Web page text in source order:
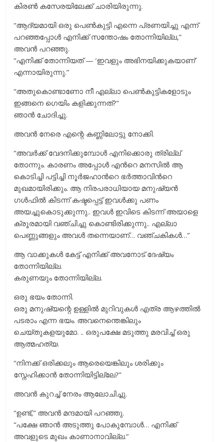
കിരൺ കസേരയിലേക്ക് ചാരിയിരുന്നു.
“ആദ്യമായി ഒരു പെൺകുട്ടി എന്നെ പ്രണയിച്ചു എന്ന്
പറഞ്ഞപ്പോൾ എനിക്ക് സന്തോഷം തോന്നിയില്ല,”
അവൻ പറഞ്ഞു.
“എനിക്ക് തോന്നിയത് — ‘ഇവളും അഭിനയിക്കുകയാണ്’
എന്നായിരുന്നു.”
“അതുകൊണ്ടാണോ നീ എല്ലാ പെണ്‍കുട്ടികളോടും
ഇങ്ങനെ ഗെയിം കളിക്കുന്നത്?”
ഞാന്‍ ചോദിച്ചു.
അവൻ നേരെ എന്റെ കണ്ണിലോട്ടു നോക്കി.
“അവര്‍ക്ക് വേദനിക്കുമ്പോള്‍ എനിക്കൊരു ത്രില്ല്
തോന്നും. കാരണം അപ്പോള്‍ എന്‍റെ മനസില്‍ ആ
കൊടിച്ചി പട്ടിച്ചി നൂര്‍ജഹാന്‍റെ ഭര്‍ത്താവിന്‍റെ
മുഖമായിരിക്കും. ആ നിരപരാധിയായ മനുഷ്യന്‍
ഗള്‍ഫില്‍ കിടന്ന് കഷ്ടപ്പെട്ട് ഇവള്‍ക്കു പണം
അയച്ചുകൊടുക്കുന്നു.. ഇവള്‍ ഇവിടെ കിടന്ന് അയാളെ
ക്രൂരമായി വഞ്ചിച്ചു കൊണ്ടിരിക്കുന്നു.. എല്ലാ
പെണ്ണുങ്ങളും അവള്‍ തന്നെയാണ്… വഞ്ചകികള്‍…”
ആ വാക്കുകൾ കേട്ട് എനിക്ക് അവനോട് ദേഷ്യം
തോന്നിയില്ല.
കരുണയും തോന്നിയില്ല.
ഒരു ഭയം തോന്നി.
ഒരു മനുഷ്യന്റെ ഉള്ളിൽ മുറിവുകൾ എത്ര ആഴത്തിൽ
പടരാം എന്ന ഭയം. അവനെന്തെങ്കിലും
ചെയ്തുകളയുമോ. .. ഒരുപക്ഷേ മടുത്തു മരവിച്ച് ഒരു
ആത്മഹത്യ.
“നിനക്ക് ഒരിക്കലും ആരെയെങ്കിലും ശരിക്കും
സ്നേഹിക്കാൻ തോന്നിയിട്ടില്ലേ?”
അവൻ കുറച്ച് നേരം ആലോചിച്ചു.
“ഉണ്ട്,” അവൻ മന്ദമായി പറഞ്ഞു.
“പക്ഷേ ഞാൻ അടുത്തു പോകുമ്പോൾ… എനിക്ക്
അവളുടെ മുഖം കാണാനാവില്ല.”